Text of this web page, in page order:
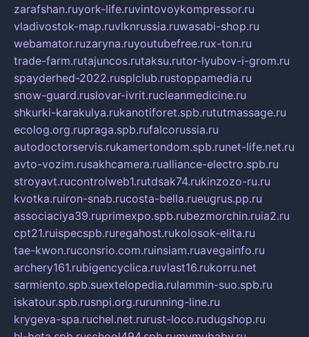
zarafshan.ruyork-life.ruvintovoykompressor.ru
vladivostok-map.ruvlknrussia.ruwasabi-shop.ru
webamator.ruzaryna.ruyoutubefree.rux-ton.ru
trade-farm.rutajuncos.rutaksu.rutor-lyubov-i-grom.ru
spayderhed-2022.rusplclub.rustoppamedia.ru
snow-guard.ruslovar-ivrit.rucleanmedicine.ru
shkurki-karakulya.rukanotiforet.spb.rututmassage.ru
ecolog.org.rupraga.spb.rufalcorussia.ru
autodoctorservis.rukamertondom.spb.runet-life.net.ru
avto-vozim.rusakhcamera.rualliance-electro.spb.ru
stroyavt.rucontrolweb1.rutdsak74.rukinzozo-ru.ru
kvotka.ruiron-snab.rucosta-bella.rueugrus.pp.ru
associaciya39.ruprimexpo.spb.rubezmorchin.ruia2.ru
cpt21.ruispecspb.ruregahost.rukolosok-elita.ru
tae-kwon.ruconsrio.com.ruinsiam.ruavegainfo.ru
archery161.rubigencyclica.ruvlast16.rukorru.net
sarmiento.spb.suextelopedia.rulammin-suo.spb.ru
iskatour.spb.rusnpi.org.rurunning-line.ru
krygeva-spa.ruchel.net.rurust-loco.rudugshop.ru